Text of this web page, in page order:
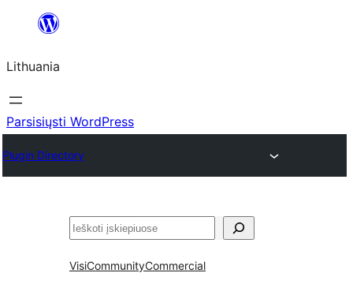
turinio
Lithuania
Parsisiųsti WordPress
Plugin Directory
Paieška
VisiCommunityCommercial